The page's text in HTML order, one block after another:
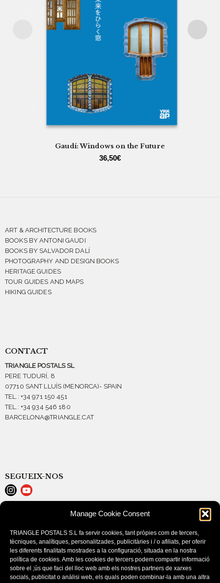
Manage Cookie Consent
TRIANGLE POSTALS S.L fa servir cookies, tant pròpies com de tercers,
tècniques, analítiques, personalitzades, publicitàries i / o afiliats, per oferir
les diferents finalitats mostrades a la configuració, situada en la nostra
política de cookies. Amb les cookies de tercers podem compartir informació
sobre el ;ús que faci del lloc web amb els nostres partners de xarxes
socials, publicitat o anàlisi web, els quals poden combinar-la amb una altra
Gaudí: Windows on the Future
36,50€
ART & ARCHITECTURE BOOKS
BOOKS BY ANTONI GAUDI
BOOKS BY SALVADOR DALÍ
PHOTOGRAPHY AND DESIGN BOOKS
HERITAGE GUIDES
TOUR GUIDES AND MAPS
HIKING GUIDES
CONTACT
TRIANGLE POSTALS SL
PERE TUDURÍ, 8
07710 SANT LLUÍS (MENORCA)- SPAIN
TEL.: +34 971 150 451
TEL.: +34 934 546 180
BARCELONA@TRIANGLE.CAT
SEGUEIX-NOS
COOKIE POLICY (EU)
PURCHASE CONDITIONS